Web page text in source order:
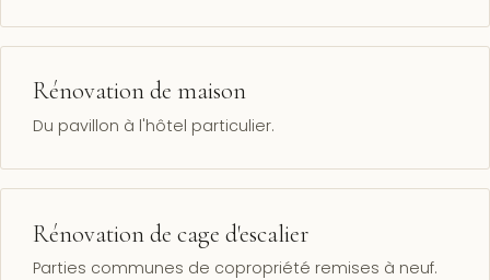
Rénovation de maison
Du pavillon à l'hôtel particulier.
Rénovation de cage d'escalier
Parties communes de copropriété remises à neuf.